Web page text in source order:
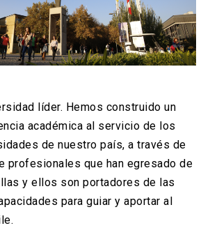
líder. Hemos construido un
académica al servicio de los
de nuestro país, a través de
profesionales que han egresado de
y ellos son portadores de las
para guiar y aportar al